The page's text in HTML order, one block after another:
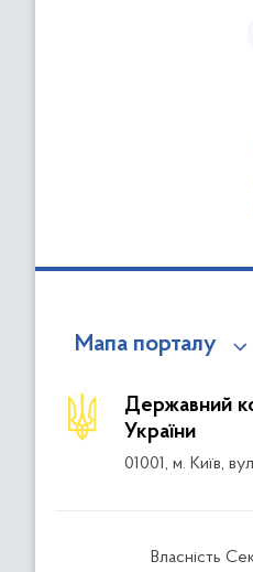
Мапа порталу
Державний
України
01001, м. Київ,
Власність